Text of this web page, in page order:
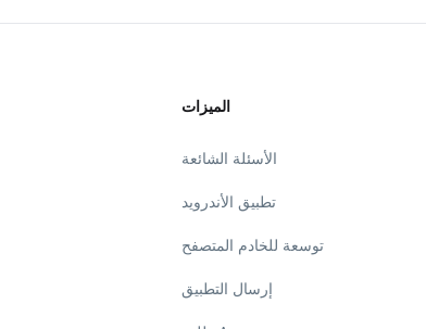
الميزات
الأسئلة الشائعة
تطبيق الأندرويد
توسعة للخادم المتصفح
إرسال التطبيق